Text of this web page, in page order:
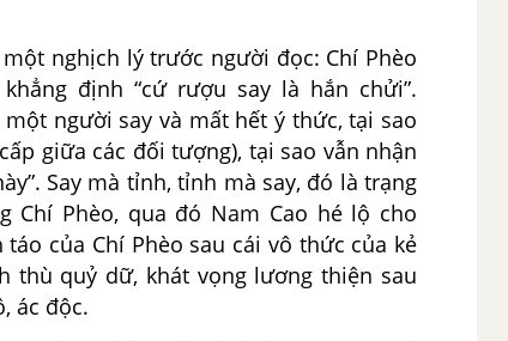
nghịch lý trước người đọc: Chí Phèo
định “cứ rượu say là hắn chửi”.
người say và mất hết ý thức, tại sao
giữa các đối tượng), tại sao vẫn nhận
Say mà tỉnh, tỉnh mà say, đó là trạng
Chí Phèo, qua đó Nam Cao hé lộ cho
của Chí Phèo sau cái vô thức của kẻ
thù quỷ dữ, khát vọng lương thiện sau
ác độc.